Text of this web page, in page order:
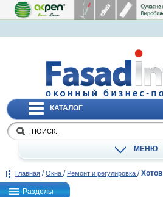
КАТАЛОГ
МЕНЮ
Главная / Окна / Ремонт и регулировка / Хотов
Разделы